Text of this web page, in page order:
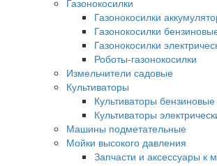
Газонокосилки
Газонокосилки
Газонокосилки
Газонокосилки
Роботы-газонокосилки
Измельчители садовые
Культиваторы
Культиваторы бензиновые
Культиваторы
Машины подметательные
Мойки высокого давления
Запчасти и аксессуары к